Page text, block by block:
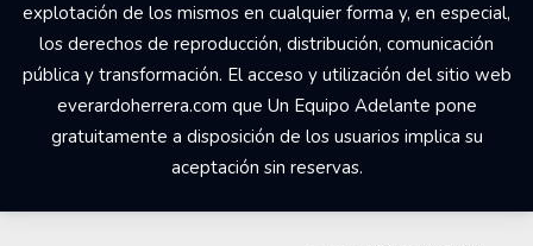
explotación de los mismos en cualquier forma y, en especial,
los derechos de reproducción, distribución, comunicación
pública y transformación. El acceso y utilización del sitio web
everardoherrera.com que Un Equipo Adelante pone
gratuitamente a disposición de los usuarios implica su
aceptación sin reservas.